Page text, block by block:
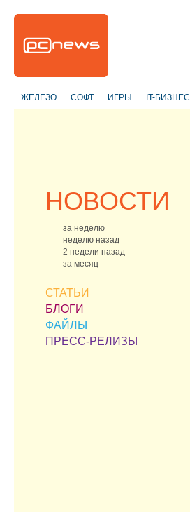
ЖЕЛЕЗО СОФТ ИГРЫ IT-БИЗНЕС
НОВОСТИ
за неделю
неделю назад
2 недели назад
за месяц
СТАТЬИ
БЛОГИ
ФАЙЛЫ
ПРЕСС-РЕЛИЗЫ